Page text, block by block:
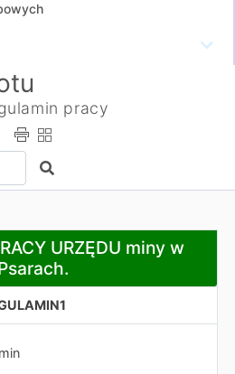
pracy
Szukaj
miny w Psarach.
URZĘDU miny w